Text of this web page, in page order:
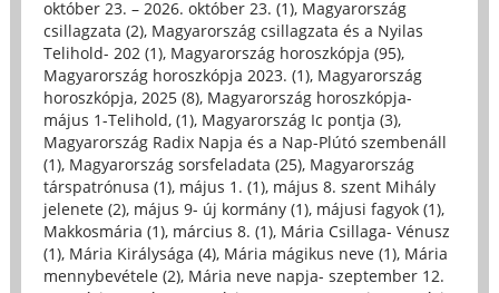
október 23. – 2026. október 23. (1), Magyarország
csillagzata (2), Magyarország csillagzata és a Nyilas
Telihold- 202 (1), Magyarország horoszkópja (95),
Magyarország horoszkópja 2023. (1), Magyarország
horoszkópja, 2025 (8), Magyarország horoszkópja-
május 1-Telihold, (1), Magyarország Ic pontja (3),
Magyarország Radix Napja és a Nap-Plútó szembenáll
(1), Magyarország sorsfeladata (25), Magyarország
társpatrónusa (1), május 1. (1), május 8. szent Mihály
jelenete (2), május 9- új kormány (1), májusi fagyok (1),
Makkosmária (1), március 8. (1), Mária Csillaga- Vénusz
(1), Mária Királysága (4), Mária mágikus neve (1), Mária
mennybevétele (2), Mária neve napja- szeptember 12.